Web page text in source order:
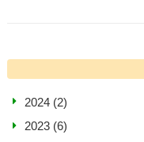
2024 (2)
2023 (6)
専用ペ